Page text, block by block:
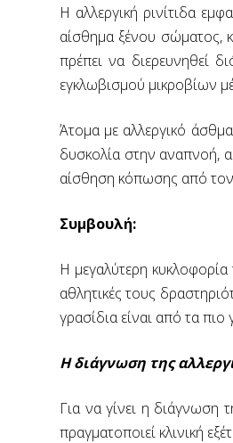
Η αλλεργική ρινίτιδα
αίσθημα ξένου σώματος,
πρέπει να διερευνηθεί
εγκλωβισμού μικροβίων
Άτομα με αλλεργικό
δυσκολία στην αναπνοή,
αίσθηση κόπωσης από
Συμβουλή:
Η μεγαλύτερη κυκλοφορία
αθλητικές τους
γρασίδια είναι από τα
Η διάγνωση της
Για να γίνει η διάγνωση
πραγματοποιεί κλινική